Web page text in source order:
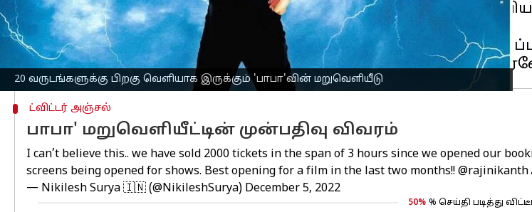
20 வருடங்களுக்கு பிறகு வெளியாக இருக்கும் 'பாபா'வின் மறுவெளியீடு
இப்படத்தில் மனிஷா கொய்ராலா, கவுண்டமணி, விஜயகுமார்,
முக்கிய கதாபாத்திரத்தில் நடித்து இருந்தார்.
தற்போது மறுவெளியீடு செய்வதென அறிவித்திருந்த நிலையில்
ட்விட்டர் அஞ்சல்
பாபா' மறுவெளியீட்டின் முன்பதிவு விவரம்
I can’t believe this.. we have sold 2000 tickets in the span of 3 hours since we opened our
screens being opened for shows. Best opening for a film in the last two months!! @rajinikanth
— Nikilesh Surya 🇮🇳 (@NikileshSurya) December 5, 2022
50% % செய்தி படித்து